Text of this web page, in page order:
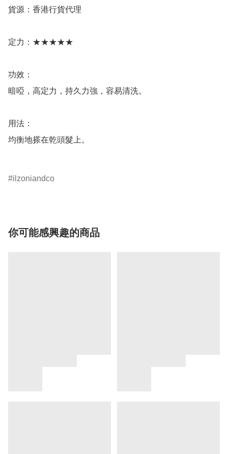
貨源：香港行貨代理
定力：★★★★★
功效：
暗啞，高定力，持久力強，容易清洗。
用法：
均衡地搽在乾頭髮上。
ilzoniandco
你可能感興趣的商品